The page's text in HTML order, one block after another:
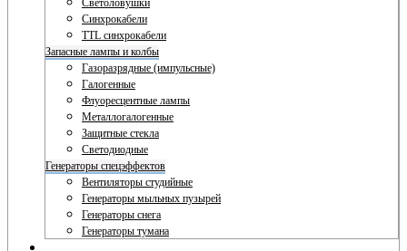
Светоловушки
Синхрокабели
TTL синхрокабели
Запасные лампы и колбы
Газоразрядные (импульсные)
Галогенные
Флуоресцентные лампы
Металлогалогенные
Защитные стекла
Светодиодные
Генераторы спецэффектов
Вентиляторы студийные
Генераторы мыльных пузырей
Генераторы снега
Генераторы тумана